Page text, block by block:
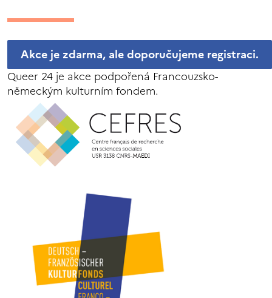
Akce je zdarma, ale doporučujeme registraci.
Queer 24 je akce podpořená Francouzsko-
německým kulturním fondem.